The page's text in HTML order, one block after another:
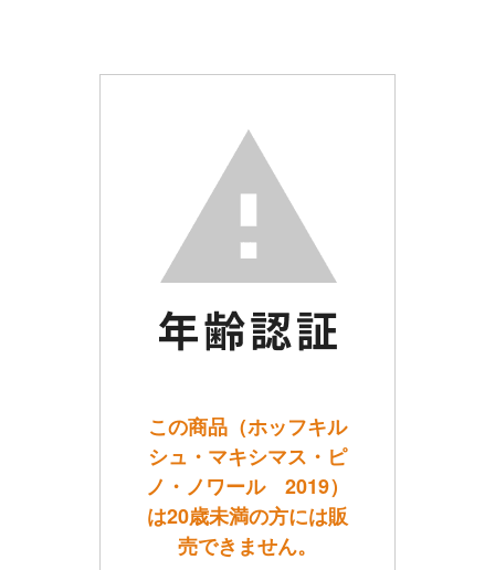
この商品（ホッフキル
シュ・マキシマス・ピ
ノ・ノワール 2019）
は20歳未満の方には販
売できません。